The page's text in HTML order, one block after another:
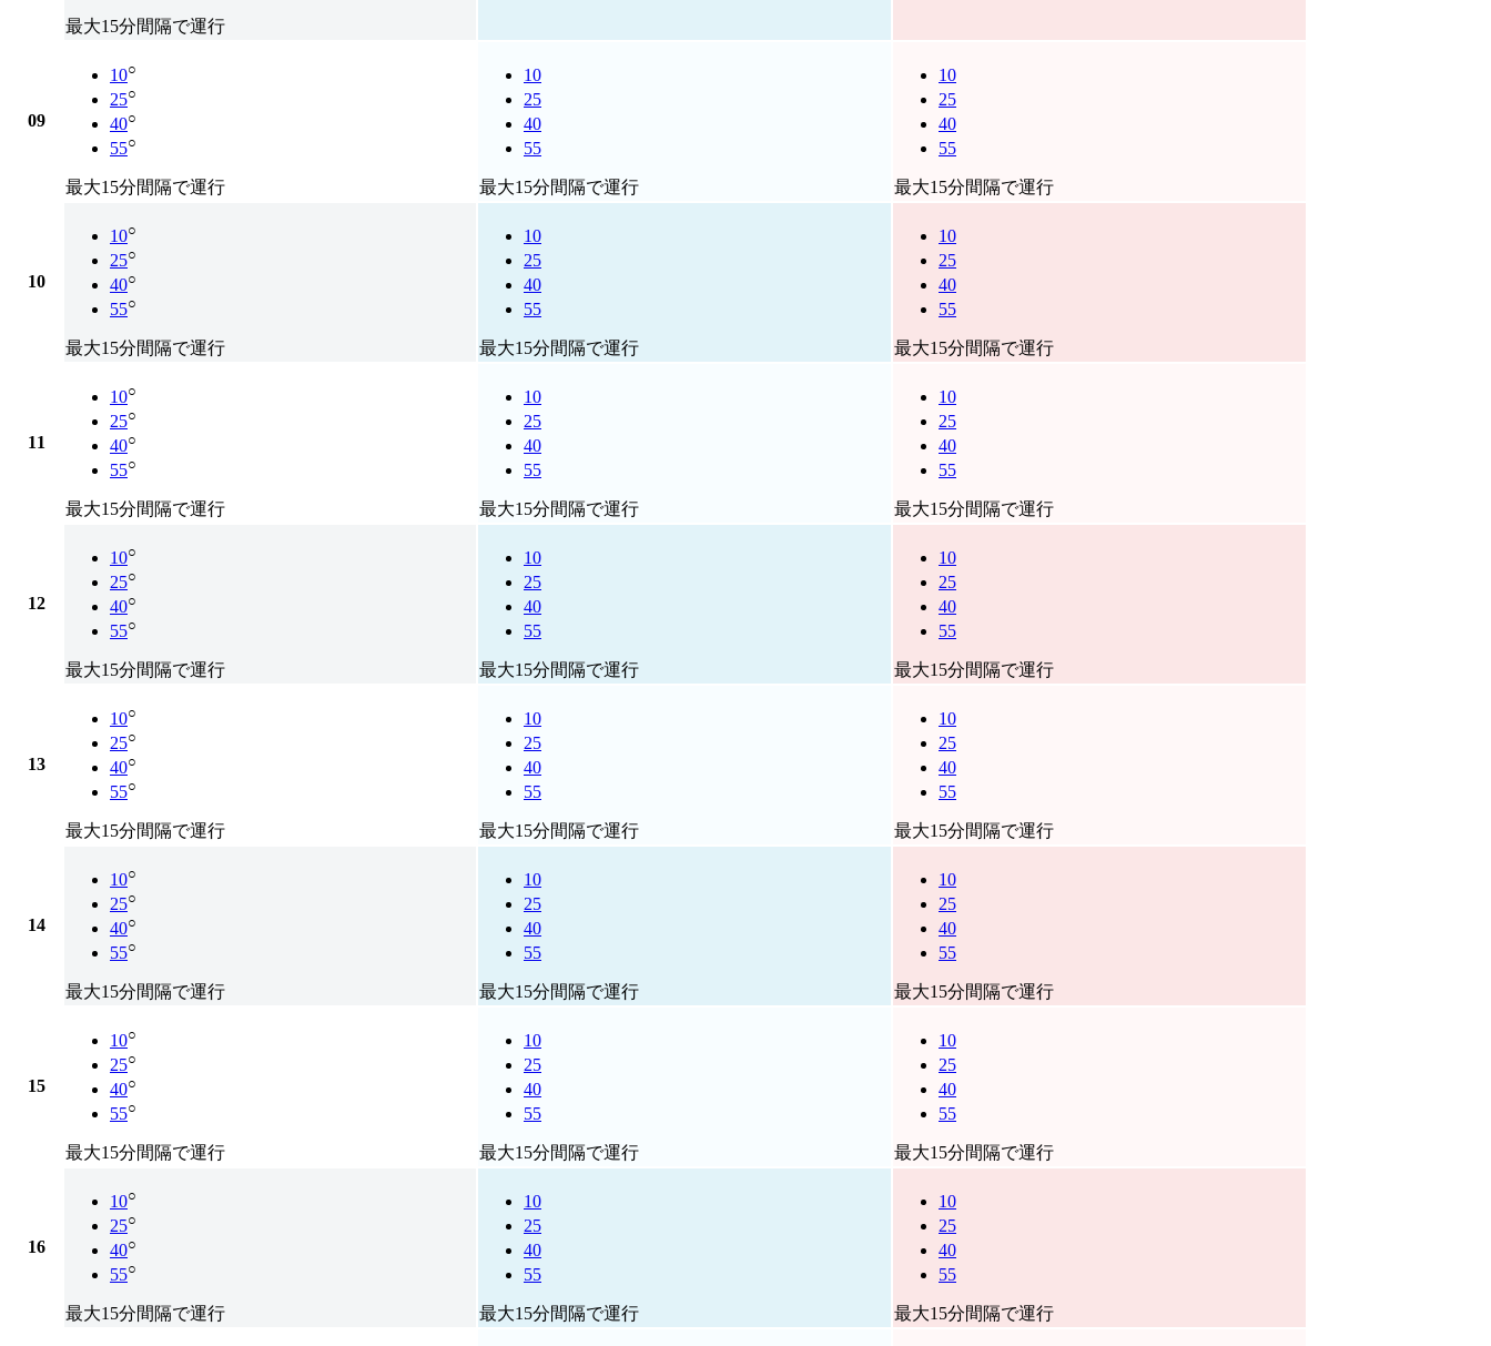
最大15分間隔で運行
09
10○
25○
40○
55○
最大15分間隔で運行
10
25
40
55
最大15分間隔で運行
10
25
40
55
最大15分間隔で運行
10
10○
25○
40○
55○
最大15分間隔で運行
10
25
40
55
最大15分間隔で運行
10
25
40
55
最大15分間隔で運行
11
10○
25○
40○
55○
最大15分間隔で運行
10
25
40
55
最大15分間隔で運行
10
25
40
55
最大15分間隔で運行
12
10○
25○
40○
55○
最大15分間隔で運行
10
25
40
55
最大15分間隔で運行
10
25
40
55
最大15分間隔で運行
13
10○
25○
40○
55○
最大15分間隔で運行
10
25
40
55
最大15分間隔で運行
10
25
40
55
最大15分間隔で運行
14
10○
25○
40○
55○
最大15分間隔で運行
10
25
40
55
最大15分間隔で運行
10
25
40
55
最大15分間隔で運行
15
10○
25○
40○
55○
最大15分間隔で運行
10
25
40
55
最大15分間隔で運行
10
25
40
55
最大15分間隔で運行
16
10○
25○
40○
55○
最大15分間隔で運行
10
25
40
55
最大15分間隔で運行
10
25
40
55
最大15分間隔で運行